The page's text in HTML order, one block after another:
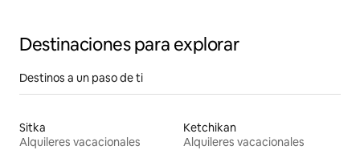
Destinaciones para explorar
Destinos a un paso de ti
Sitka
Alquileres vacacionales
Ketchikan
Alquileres vacacionales